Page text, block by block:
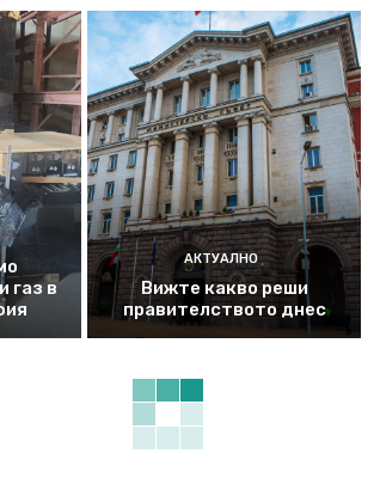
газ в
АКТУАЛНО
Вижте какво реши
правителството днес